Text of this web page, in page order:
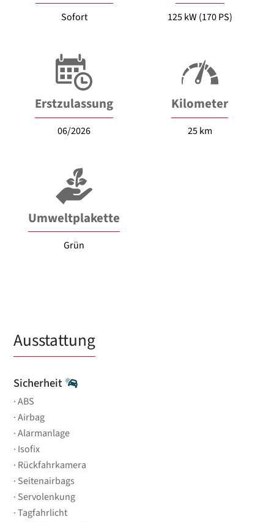
Sofort 125 kW (170 PS)
Erstzulassung
06/2026
Kilometer
25 km
Umweltplakette
Grün
Ausstattung
Sicherheit
ABS
Airbag
Alarmanlage
Isofix
Rückfahrkamera
Seitenairbags
Servolenkung
Tagfahrlicht